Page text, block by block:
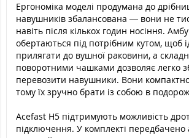
Ергономіка моделі продумана до
навушників збалансована — вони не
навіть після кількох годин носіння.
обертаються під потрібним кутом, щоб
прилягати до вушної раковини, а
поворотними чашками дозволяє легко
перевозити навушники. Вони
тому їх зручно брати із собою в
Acefast H5 підтримують можливість
підключення. У комплекті передбачено